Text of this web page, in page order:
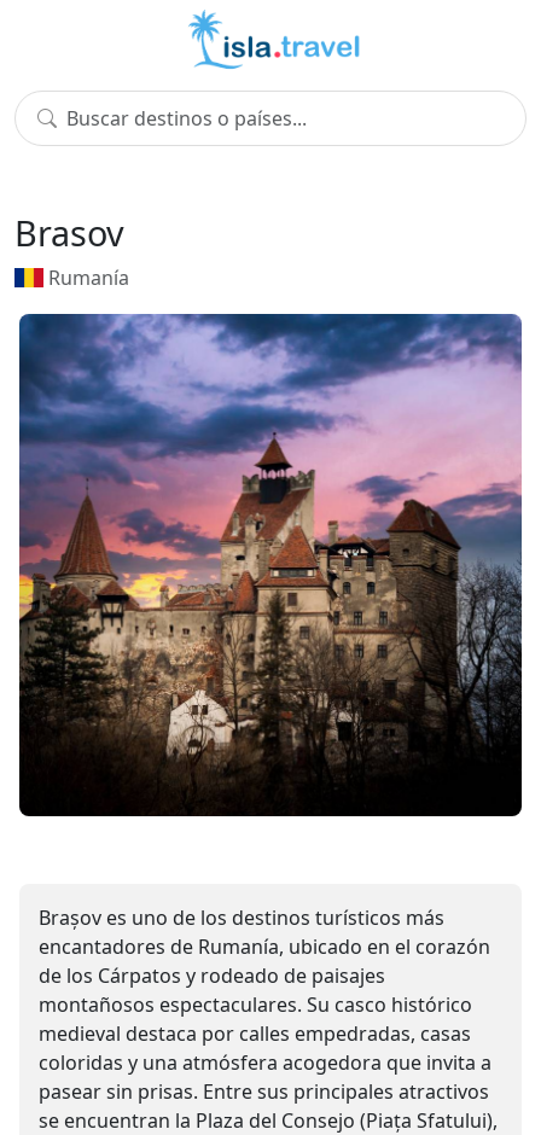
Brasov
Rumanía
Brașov es uno de los destinos turísticos más
encantadores de Rumanía, ubicado en el corazón
de los Cárpatos y rodeado de paisajes
montañosos espectaculares. Su casco histórico
medieval destaca por calles empedradas, casas
coloridas y una atmósfera acogedora que invita a
pasear sin prisas. Entre sus principales atractivos
se encuentran la Plaza del Consejo (Piața Sfatului),